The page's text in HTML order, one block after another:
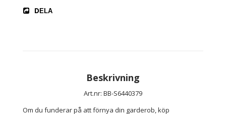
DELA
Beskrivning
Art.nr: BB-S6440379